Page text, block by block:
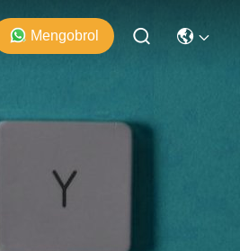
Mengobrol